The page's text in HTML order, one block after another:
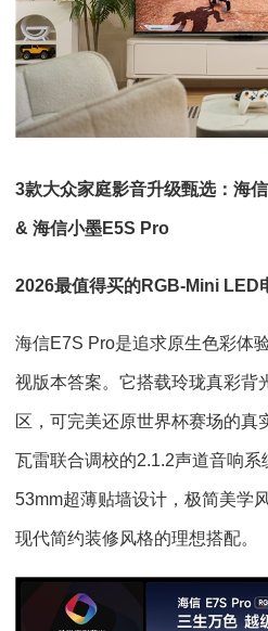
3款大众家庭影音升级甄选：海
& 海信小墨E5S Pro
2026最值得买的RGB-Mini LED
海信E7S Pro是追求原生色彩体
视版本答案。它搭载玲珑真彩背
区，可完美还原世界杯赛场的真
瓦雷联合调校的2.1.2声道音响系
53mm超薄贴墙设计，极简美学
现代简约装修风格的理想搭配。